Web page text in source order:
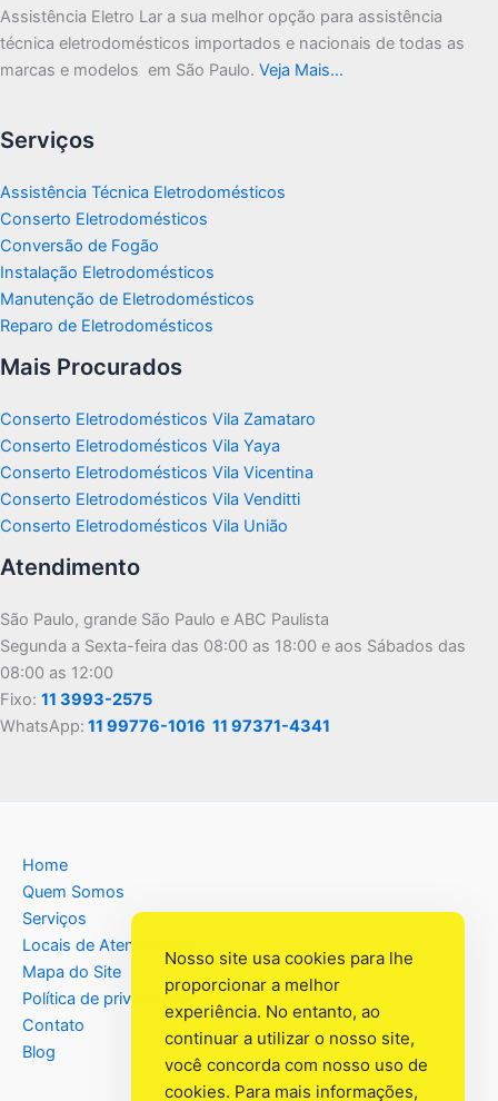
Assistência Eletro Lar a sua melhor opção para assistência
técnica eletrodomésticos importados e nacionais de todas as
marcas e modelos em São Paulo. Veja Mais…
Serviços
Assistência Técnica Eletrodomésticos
Conserto Eletrodomésticos
Conversão de Fogão
Instalação Eletrodomésticos
Manutenção de Eletrodomésticos
Reparo de Eletrodomésticos
Mais Procurados
Conserto Eletrodomésticos Vila Zamataro
Conserto Eletrodomésticos Vila Yaya
Conserto Eletrodomésticos Vila Vicentina
Conserto Eletrodomésticos Vila Venditti
Conserto Eletrodomésticos Vila União
Atendimento
São Paulo, grande São Paulo e ABC Paulista
Segunda a Sexta-feira das 08:00 as 18:00 e aos Sábados das
08:00 as 12:00
Fixo: 11 3993-2575
WhatsApp: 11 99776-1016 11 97371-4341
Home
Quem Somos
Serviços
Locais de Atendimento
Mapa do Site
Política de privacidade
Contato
Blog
Nosso site usa cookies para lhe
proporcionar a melhor
experiência. No entanto, ao
continuar a utilizar o nosso site,
você concorda com nosso uso de
cookies. Para mais informações,